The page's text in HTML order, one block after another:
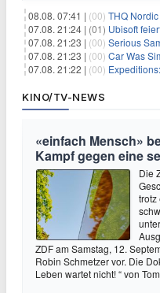
08.08. 07:41 | (00) THQ Nordic
07.08. 21:24 | (01) Ubisoft feiert das
07.08. 21:23 | (00) Serious Sam:
07.08. 21:23 | (00) Car Was
07.08. 21:22 | (00) Expeditions:
KINO/TV-NEWS
«einfach Mensch»
Kampf gegen eine
Die
trotz
ZDF am Samstag, 12.
Robin Schmetzer vor. Die
Leben wartet nicht! “ von